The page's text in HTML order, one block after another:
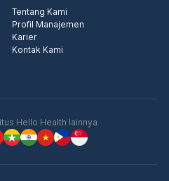
Tentang Kami
Profil Manajemen
Karier
Kontak Kami
Hello Health lainnya